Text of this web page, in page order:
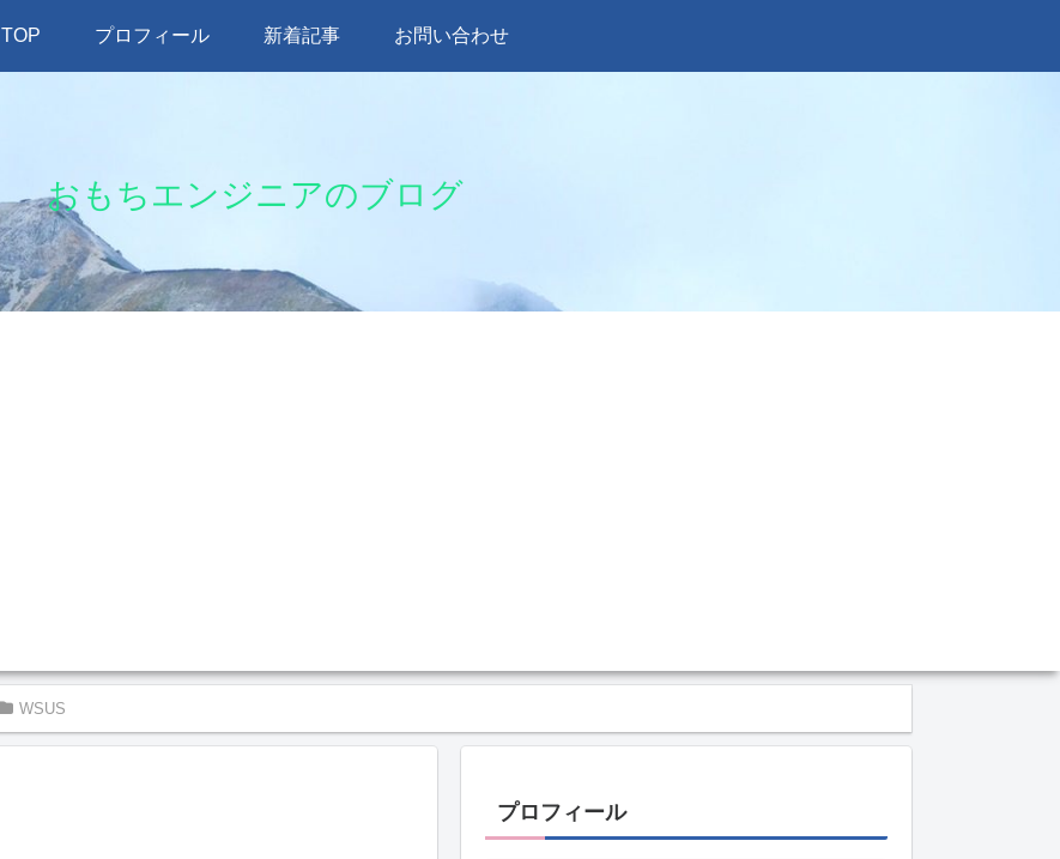
おもちエンジニアのブログ
TOP プロフィール 新着記事 お問い合わせ
WSUS
プロフィール